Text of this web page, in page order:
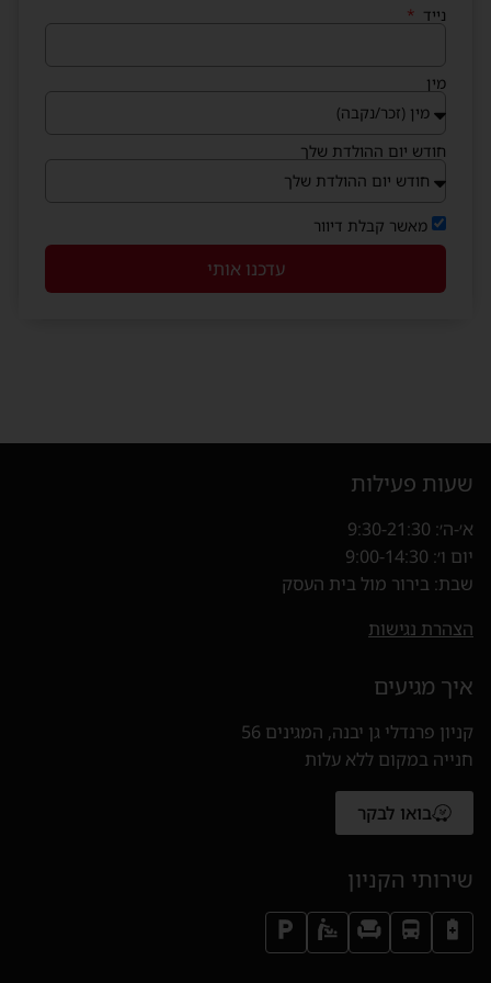
נייד
מין
חודש יום ההולדת שלך
מאשר קבלת דיוור
עדכנו אותי
שעות פעילות
א׳-ה׳: 9:30-21:30
יום ו׳: 9:00-14:30
שבת: בירור מול בית העסק
הצהרת נגישות
איך מגיעים
קניון פרנדלי גן יבנה, המגינים 56
חנייה במקום ללא עלות
בואו לבקר
(נפתח בחלון חדש)
שירותי הקניון